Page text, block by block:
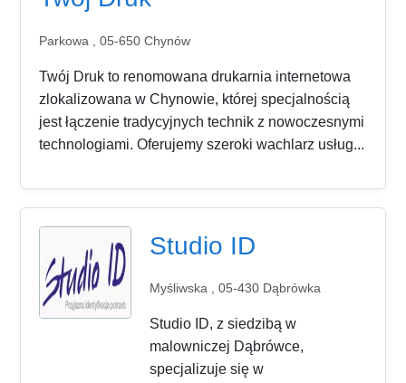
Parkowa , 05-650 Chynów
Twój Druk to renomowana drukarnia internetowa
zlokalizowana w Chynowie, której specjalnością
jest łączenie tradycyjnych technik z nowoczesnymi
technologiami. Oferujemy szeroki wachlarz usług...
Studio ID
Myśliwska , 05-430 Dąbrówka
Studio ID, z siedzibą w
malowniczej Dąbrówce,
specjalizuje się w